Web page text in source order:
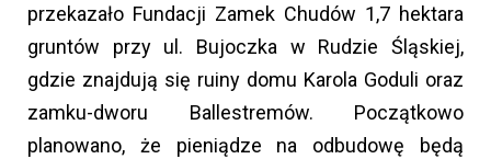
przekazało Fundacji Zamek Chudów 1,7 hektara
gruntów przy ul. Bujoczka w Rudzie Śląskiej,
gdzie znajdują się ruiny domu Karola Goduli oraz
zamku-dworu Ballestremów. Początkowo
planowano, że pieniądze na odbudowę będą